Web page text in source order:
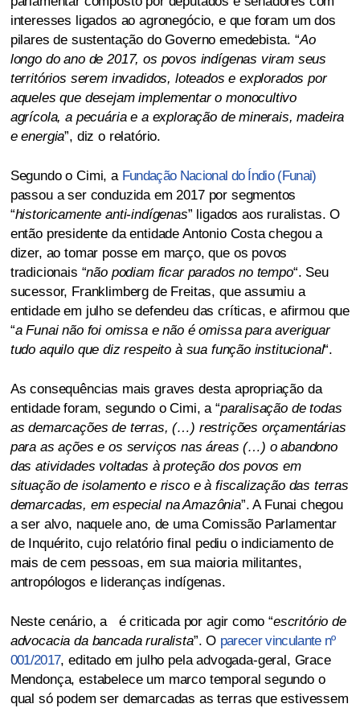
interesses ligados ao agronegócio, e que foram um dos
pilares de sustentação do Governo emedebista. “Ao
longo do ano de 2017, os povos indígenas viram seus
territórios serem invadidos, loteados e explorados por
aqueles que desejam implementar o monocultivo
agrícola, a pecuária e a exploração de minerais, madeira
e energia”, diz o relatório.
Segundo o Cimi, a Fundação Nacional do Índio (Funai)
passou a ser conduzida em 2017 por segmentos
“historicamente anti-indígenas” ligados aos ruralistas. O
então presidente da entidade Antonio Costa chegou a
dizer, ao tomar posse em março, que os povos
tradicionais “não podiam ficar parados no tempo“. Seu
sucessor, Franklimberg de Freitas, que assumiu a
entidade em julho se defendeu das críticas, e afirmou que
“a Funai não foi omissa e não é omissa para averiguar
tudo aquilo que diz respeito à sua função institucional“.
As consequências mais graves desta apropriação da
entidade foram, segundo o Cimi, a “paralisação de todas
as demarcações de terras, (…) restrições orçamentárias
para as ações e os serviços nas áreas (…) o abandono
das atividades voltadas à proteção dos povos em
situação de isolamento e risco e à fiscalização das terras
demarcadas, em especial na Amazônia”. A Funai chegou
a ser alvo, naquele ano, de uma Comissão Parlamentar
de Inquérito, cujo relatório final pediu o indiciamento de
mais de cem pessoas, em sua maioria militantes,
antropólogos e lideranças indígenas.
Neste cenário, a é criticada por agir como “escritório de
advocacia da bancada ruralista”. O parecer vinculante nº
001/2017, editado em julho pela advogada-geral, Grace
Mendonça, estabelece um marco temporal segundo o
qual só podem ser demarcadas as terras que estivessem